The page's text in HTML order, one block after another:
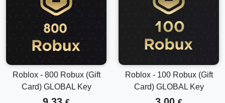
Kako aktivirati svoju Roblox 200 Robux poklon
karticu
Aktivacija vaše Roblox 200 Robux kartice je brza i
jednostavna. Slijedite ove korake za ispunjenje vaših
Robuxa i počnite uživati u novim značajkama:
Posjetite službenu Roblox web stranicui prijavite se na
svoj račun.
Idite na odjeljak 'Robux' na početnoj stranici.
Roblox - 800 Robux (Gift
Card) GLOBAL Key
Roblox - 100 Robux (Gift
Card) GLOBAL Key